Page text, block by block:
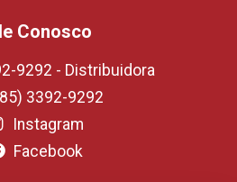
Conosco
9292 - Distribuidora
3392-9292
Instagram
Facebook